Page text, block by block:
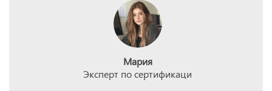
Мария
Эксперт по сертификаци